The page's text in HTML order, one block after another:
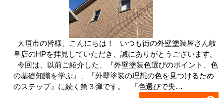
大垣市の皆様、こんにちは！ いつも街の外壁塗装屋さん岐
阜店のHPを拝見していただき、誠にありがとうございます。
今回は、以前ご紹介した、『外壁塗装色選びのポイント、色
の基礎知識を学ぶ』、『外壁塗装の理想の色を見つけるため
のステップ』に続く第３弾です。 『色選びで失…